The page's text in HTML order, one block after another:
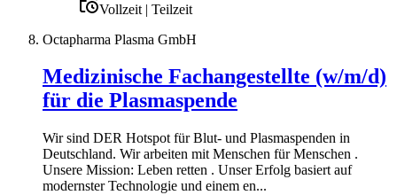
Vollzeit | Teilzeit
Octapharma Plasma GmbH
Medizinische Fachangestellte (w/m/d)
für die Plasmaspende
Wir sind DER Hotspot für Blut- und Plasmaspenden in
Deutschland. Wir arbeiten mit Menschen für Menschen .
Unsere Mission: Leben retten . Unser Erfolg basiert auf
modernster Technologie und einem en...